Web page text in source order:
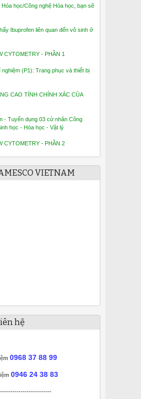
Hóa học/Công nghệ Hóa học, bạn sẽ
Ibuprofen liên quan đến vô sinh ở
CYTOMETRY - PHẦN 1
nghiệm (P1): Trang phục và thiết bị
CAO TÍNH CHÍNH XÁC CỦA
- Tuyển dụng 03 cử nhân Công
học - Hóa học - Vật lý
CYTOMETRY - PHẦN 2
VIETNAM
hệ
0968 37 88 99
0946 24 38 83